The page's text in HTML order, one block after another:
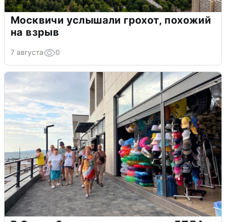
Москвичи услышали грохот, похожий
на взрыв
7 августа 0